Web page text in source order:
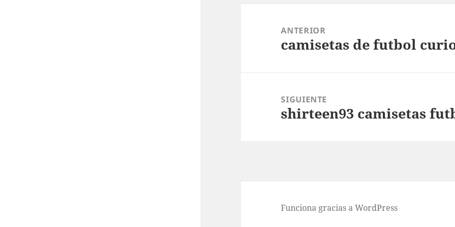
entradas
ANTERIOR
Entrada
camisetas de futbol
SIGUIENTE
Entrada
shirteen93 camisetas
Funciona gracias a WordPress